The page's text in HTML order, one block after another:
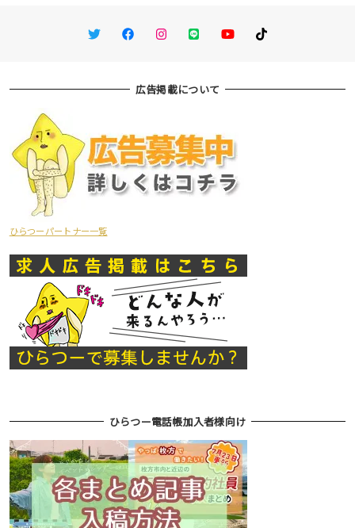
TwitterFacebookInstagram
LINE You TubeTikTok
広告掲載について
ひらつーパートナー一覧
ひらつー電話帳加入者様向け